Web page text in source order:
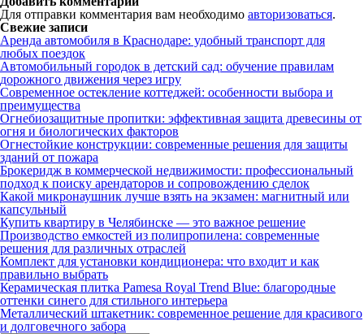
Для отправки комментария вам необходимо авторизоваться.
Свежие записи
Аренда автомобиля в Краснодаре: удобный транспорт для
любых поездок
Автомобильный городок в детский сад: обучение правилам
дорожного движения через игру
Современное остекление коттеджей: особенности выбора и
преимущества
Огнебиозащитные пропитки: эффективная защита древесины от
огня и биологических факторов
Огнестойкие конструкции: современные решения для защиты
зданий от пожара
Брокеридж в коммерческой недвижимости: профессиональный
подход к поиску арендаторов и сопровождению сделок
Какой микронаушник лучше взять на экзамен: магнитный или
капсульный
Купить квартиру в Челябинске — это важное решение
Производство емкостей из полипропилена: современные
решения для различных отраслей
Комплект для установки кондиционера: что входит и как
правильно выбрать
Керамическая плитка Pamesa Royal Trend Blue: благородные
оттенки синего для стильного интерьера
Металлический штакетник: современное решение для красивого
и долговечного забора